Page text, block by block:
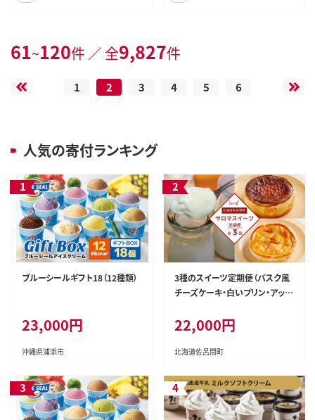
61~120件 ／ 全9,827件
1 2 3 4 5 6
人気の寄付ランキング
ブルーシールギフト18（12種類）
23,000円
沖縄県浦添市
3種のスイーツ定期便（バスク風
チーズケーキ・白いプリン・アップ
22,000円
北海道佐呂間町